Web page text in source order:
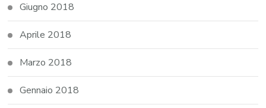
Giugno 2018
Aprile 2018
Marzo 2018
Gennaio 2018